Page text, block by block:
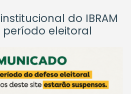
do IBRAM
eleitoral